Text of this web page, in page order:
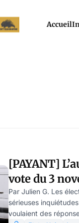
Accueil
[PAYANT]
vote du 3
Arizona a
fraude sur
Par Julien G. Les
sérieuses
voulaient des